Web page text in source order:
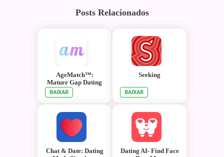
Posts Relacionados
AgeMatch™️:
Mature Gap Dating
BAIXAR
Seeking
BAIXAR
Chat & Date: Dating
Dating AI- Find Face